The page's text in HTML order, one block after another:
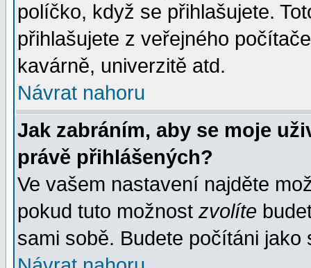
políčko, když se přihlašujete.
přihlašujete z veřejného
kavárně, univerzitě atd.
Návrat nahoru
Jak zabráním, aby se moje
právě přihlášených?
Ve vašem nastavení najděte
pokud tuto možnost zvolíte
sami sobě. Budete počítáni jako